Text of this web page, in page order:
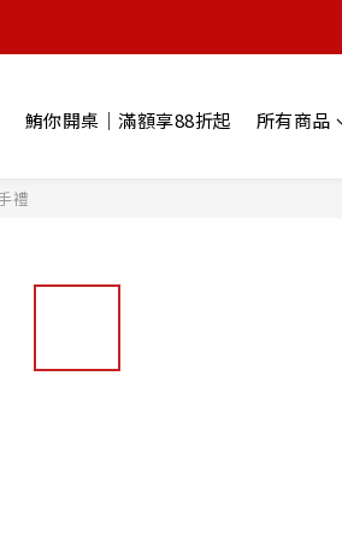
鮪你開桌｜滿額享88折起 所有商品
禮